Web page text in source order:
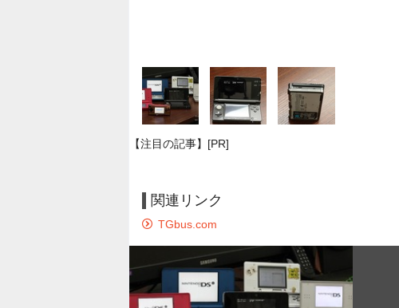
【注目の記事】[PR]
関連リンク
TGbus.com